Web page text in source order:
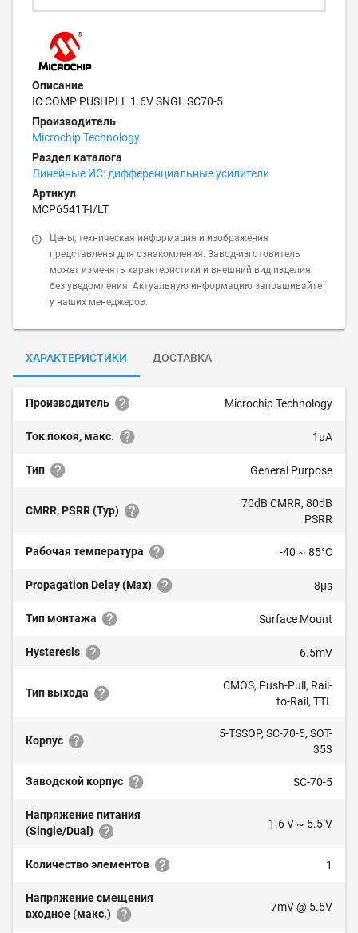
Описание
IC COMP PUSHPLL 1.6V SNGL SC70-5
Производитель
Microchip Technology
Раздел каталога
Линейные ИС: дифференциальные усилители
Артикул
MCP6541T-I/LT
Цены, техническая информация и изображения
представлены для ознакомления. Завод-изготовитель
может изменять характеристики и внешний вид изделия
без уведомления. Актуальную информацию запрашивайте
у наших менеджеров.
ХАРАКТЕРИСТИКИ ДОСТАВКА
Производитель Microchip Technology
Ток покоя, макс. 1µA
Тип General Purpose
CMRR, PSRR (Typ)
70dB CMRR, 80dB
PSRR
Рабочая температура -40 ~ 85°C
Propagation Delay (Max) 8µs
Тип монтажа Surface Mount
Hysteresis 6.5mV
Тип выхода
CMOS, Push-Pull, Rail-
to-Rail, TTL
Корпус
5-TSSOP, SC-70-5, SOT-
353
Заводской корпус SC-70-5
Напряжение питания
(Single/Dual)
1.6 V ~ 5.5 V
Количество элементов 1
Напряжение смещения
входное (макс.)
7mV @ 5.5V